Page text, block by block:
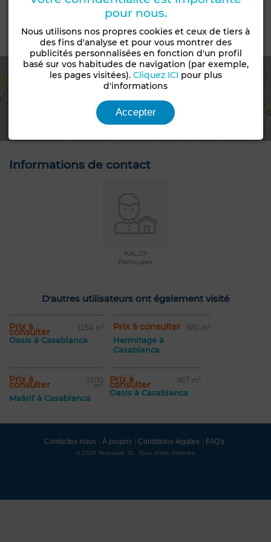
Non loti
Emplacement
Voir la carte
Informations de contact
KALDY
Particulier
D'autres utilisateurs ont également visité
Prix à
consulter 1154 m²
Oasis à Casablanca
Prix à consulter 680 m²
Hermitage à
Casablanca
Prix à
consulter 2100
m²
Maârif à Casablanca
Prix à
consulter 467 m²
Oasis à Casablanca
Contactez-nous À propos Conditions légales FAQ's
© 2026 Mubawab SL. Tous droits réservés.
pour nous.
Nous utilisons nos propres cookies et ceux de tiers à
des fins d'analyse et pour vous montrer des
publicités personnalisées en fonction d'un profil
basé sur vos habitudes de navigation (par exemple,
les pages visitées). Cliquez ICI pour plus
d'informations
Accepter